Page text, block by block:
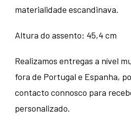
materialidade escandinava.
Altura do assento: 45,4 cm
Realizamos entregas a nível
fora de Portugal e Espanha,
contacto connosco para
personalizado.